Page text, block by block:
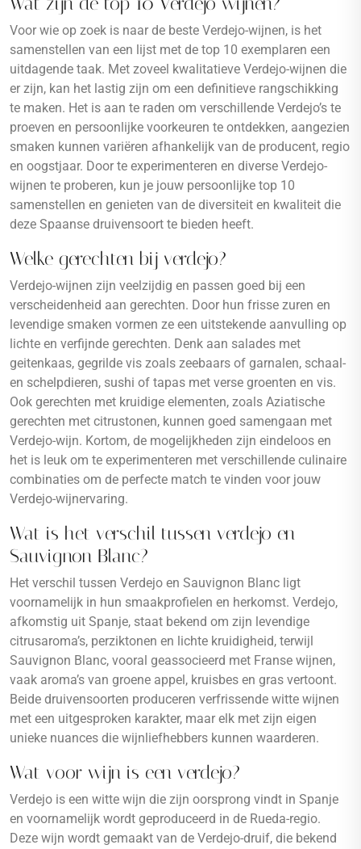
Voor wie op zoek is naar de beste Verdejo-wijnen, is het
samenstellen van een lijst met de top 10 exemplaren een
uitdagende taak. Met zoveel kwalitatieve Verdejo-wijnen die
er zijn, kan het lastig zijn om een definitieve rangschikking
te maken. Het is aan te raden om verschillende Verdejo’s te
proeven en persoonlijke voorkeuren te ontdekken, aangezien
smaken kunnen variëren afhankelijk van de producent, regio
en oogstjaar. Door te experimenteren en diverse Verdejo-
wijnen te proberen, kun je jouw persoonlijke top 10
samenstellen en genieten van de diversiteit en kwaliteit die
deze Spaanse druivensoort te bieden heeft.
Welke gerechten bij verdejo?
Verdejo-wijnen zijn veelzijdig en passen goed bij een
verscheidenheid aan gerechten. Door hun frisse zuren en
levendige smaken vormen ze een uitstekende aanvulling op
lichte en verfijnde gerechten. Denk aan salades met
geitenkaas, gegrilde vis zoals zeebaars of garnalen, schaal-
en schelpdieren, sushi of tapas met verse groenten en vis.
Ook gerechten met kruidige elementen, zoals Aziatische
gerechten met citrustonen, kunnen goed samengaan met
Verdejo-wijn. Kortom, de mogelijkheden zijn eindeloos en
het is leuk om te experimenteren met verschillende culinaire
combinaties om de perfecte match te vinden voor jouw
Verdejo-wijnervaring.
Wat is het verschil tussen verdejo en
Sauvignon Blanc?
Het verschil tussen Verdejo en Sauvignon Blanc ligt
voornamelijk in hun smaakprofielen en herkomst. Verdejo,
afkomstig uit Spanje, staat bekend om zijn levendige
citrusaroma’s, perziktonen en lichte kruidigheid, terwijl
Sauvignon Blanc, vooral geassocieerd met Franse wijnen,
vaak aroma’s van groene appel, kruisbes en gras vertoont.
Beide druivensoorten produceren verfrissende witte wijnen
met een uitgesproken karakter, maar elk met zijn eigen
unieke nuances die wijnliefhebbers kunnen waarderen.
Wat voor wijn is een verdejo?
Verdejo is een witte wijn die zijn oorsprong vindt in Spanje
en voornamelijk wordt geproduceerd in de Rueda-regio.
Deze wijn wordt gemaakt van de Verdejo-druif, die bekend